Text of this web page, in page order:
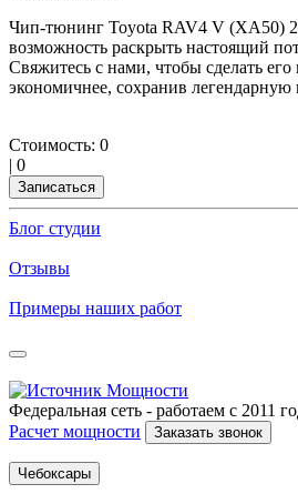
Чип-тюнинг Toyota RAV4 V (XA50)
возможность раскрыть настоящий
Свяжитесь с нами, чтобы сделать
экономичнее, сохранив легендарную
Стоимость: 0
| 0
Записаться
Блог студии
Отзывы
Примеры наших работ
Федеральная сеть - работаем с 2011
Расчет мощности
Заказать звонок
Чебоксары